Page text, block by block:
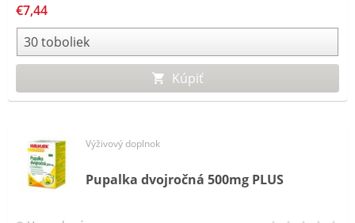
€7,44
Kúpiť
Výživový doplnok
Pupalka dvojročná 500mg PLUS